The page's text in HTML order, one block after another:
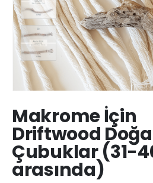
Makrome İçin
Driftwood
Çubuklar (31-
arasında)